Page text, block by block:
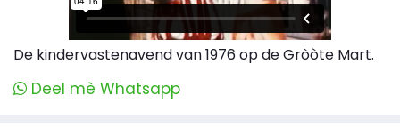
De kindervastenavend van 1976 op de Gròòte Mart.
Deel mè Whatsapp